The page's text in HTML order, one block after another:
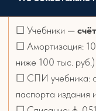
☐ Учебники —
☐ Амортизация:
ниже 100 тыс. руб.)
☐ СПИ учебника:
паспорта издания